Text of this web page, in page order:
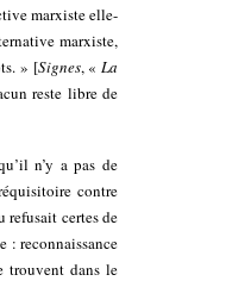
marxiste elle-
marxiste,
» [Signes, «La
reste libre de
n’y a pas de
contre
refusait certes de
: reconnaissance
trouvent dans le